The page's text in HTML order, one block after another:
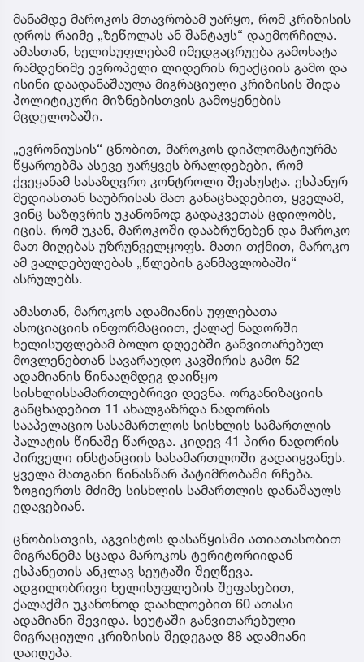
მანამდე მაროკოს მთავრობამ უარყო, რომ კრიზისის
დროს რაიმე „ზეწოლას ან შანტაჟს“ დაემორჩილა.
ამასთან, ხელისუფლებამ იმედგაცრუება გამოხატა
რამდენიმე ევროპელი ლიდერის რეაქციის გამო და
ისინი დაადანაშაულა მიგრაციული კრიზისის შიდა
პოლიტიკური მიზნებისთვის გამოყენების
მცდელობაში.
„ევრონიუსის“ ცნობით, მაროკოს დიპლომატიურმა
წყაროებმა ასევე უარყვეს ბრალდებები, რომ
ქვეყანამ სასაზღვრო კონტროლი შეასუსტა. ესპანურ
მედიასთან საუბრისას მათ განაცხადებით, ყველამ,
ვინც საზღვრის უკანონოდ გადაკვეთას ცდილობს,
იცის, რომ უკან, მაროკოში დააბრუნებენ და მაროკო
მათ მიღებას უზრუნველყოფს. მათი თქმით, მაროკო
ამ ვალდებულებას „წლების განმავლობაში“
ასრულებს.
ამასთან, მაროკოს ადამიანის უფლებათა
ასოციაციის ინფორმაციით, ქალაქ ნადორში
ხელისუფლებამ ბოლო დღეებში განვითარებულ
მოვლენებთან სავარაუდო კავშირის გამო 52
ადამიანის წინააღმდეგ დაიწყო
სისხლისსამართლებრივი დევნა. ორგანიზაციის
განცხადებით 11 ახალგაზრდა ნადორის
სააპელაციო სასამართლოს სისხლის სამართლის
პალატის წინაშე წარდგა. კიდევ 41 პირი ნადორის
პირველი ინსტანციის სასამართლოში გადაიყვანეს.
ყველა მათგანი წინასწარ პატიმრობაში რჩება.
ზოგიერთს მძიმე სისხლის სამართლის დანაშაულს
ედავებიან.
ცნობისთვის, აგვისტოს დასაწყისში ათიათასობით
მიგრანტმა სცადა მაროკოს ტერიტორიიდან
ესპანეთის ანკლავ სეუტაში შეღწევა.
ადგილობრივი ხელისუფლების შეფასებით,
ქალაქში უკანონოდ დაახლოებით 60 ათასი
ადამიანი შევიდა. სეუტაში განვითარებული
მიგრაციული კრიზისის შედეგად 88 ადამიანი
დაიღუპა.